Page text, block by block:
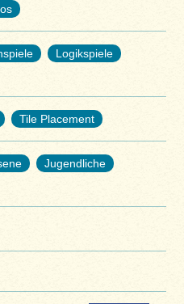
Logikspiele
Tile Placement
Jugendliche